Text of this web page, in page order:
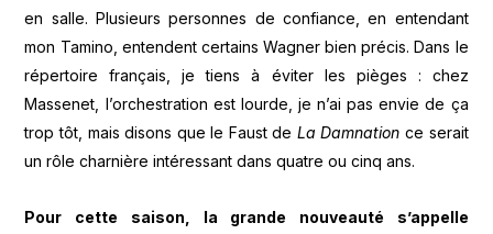
en salle. Plusieurs personnes de confiance, en entendant
mon Tamino, entendent certains Wagner bien précis. Dans le
répertoire français, je tiens à éviter les pièges : chez
Massenet, l’orchestration est lourde, je n’ai pas envie de ça
trop tôt, mais disons que le Faust de La Damnation ce serait
un rôle charnière intéressant dans quatre ou cinq ans.
Pour cette saison, la grande nouveauté s’appelle